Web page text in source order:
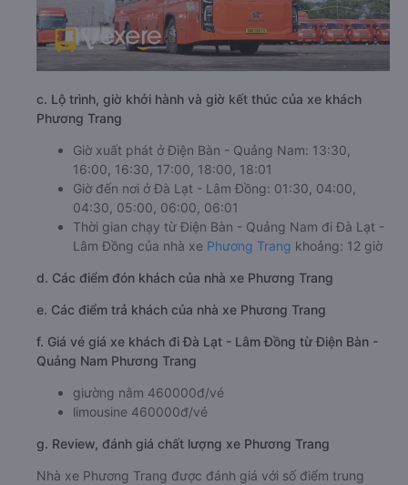
c. Lộ trình, giờ khởi hành và giờ kết thúc của xe khách
Phương Trang
Giờ xuất phát ở Điện Bàn - Quảng Nam: 13:30,
16:00, 16:30, 17:00, 18:00, 18:01
Giờ đến nơi ở Đà Lạt - Lâm Đồng: 01:30, 04:00,
04:30, 05:00, 06:00, 06:01
Thời gian chạy từ Điện Bàn - Quảng Nam đi Đà Lạt -
Lâm Đồng của nhà xe Phương Trang khoảng: 12 giờ
d. Các điểm đón khách của nhà xe Phương Trang
e. Các điểm trả khách của nhà xe Phương Trang
f. Giá vé giá xe khách đi Đà Lạt - Lâm Đồng từ Điện Bàn -
Quảng Nam Phương Trang
giường nằm 460000đ/vé
limousine 460000đ/vé
g. Review, đánh giá chất lượng xe Phương Trang
Nhà xe Phương Trang được đánh giá với số điểm trung